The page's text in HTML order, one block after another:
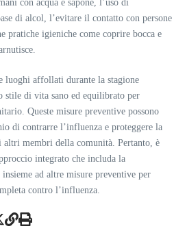
con acqua e sapone, l’uso di
di alcol, l’evitare il contatto con persone
pratiche igieniche come coprire bocca e
luoghi affollati durante la stagione
stile di vita sano ed equilibrato per
Queste misure preventive possono
di contrarre l’influenza e proteggere la
altri membri della comunità. Pertanto, è
integrato che includa la
ad altre misure preventive per
contro l’influenza.